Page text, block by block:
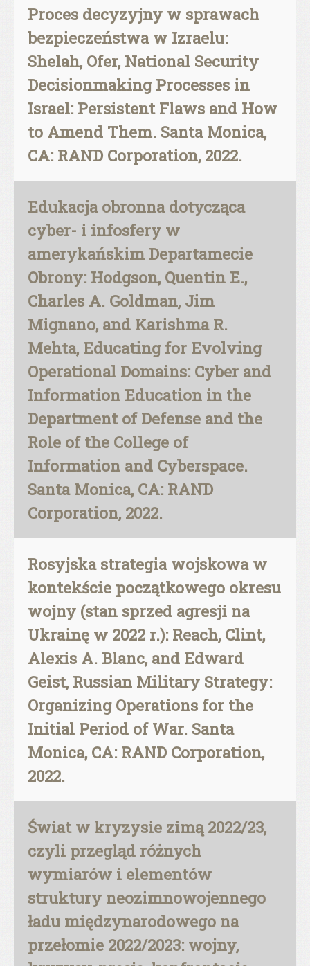
Proces decyzyjny w sprawach
bezpieczeństwa w Izraelu:
Shelah, Ofer, National Security
Decisionmaking Processes in
Israel: Persistent Flaws and How
to Amend Them. Santa Monica,
CA: RAND Corporation, 2022.
Edukacja obronna dotycząca
cyber- i infosfery w
amerykańskim Departamecie
Obrony: Hodgson, Quentin E.,
Charles A. Goldman, Jim
Mignano, and Karishma R.
Mehta, Educating for Evolving
Operational Domains: Cyber and
Information Education in the
Department of Defense and the
Role of the College of
Information and Cyberspace.
Santa Monica, CA: RAND
Corporation, 2022.
Rosyjska strategia wojskowa w
kontekście początkowego okresu
wojny (stan sprzed agresji na
Ukrainę w 2022 r.): Reach, Clint,
Alexis A. Blanc, and Edward
Geist, Russian Military Strategy:
Organizing Operations for the
Initial Period of War. Santa
Monica, CA: RAND Corporation,
2022.
Świat w kryzysie zimą 2022/23,
czyli przegląd różnych
wymiarów i elementów
struktury neozimnowojennego
ładu międzynarodowego na
przełomie 2022/2023: wojny,